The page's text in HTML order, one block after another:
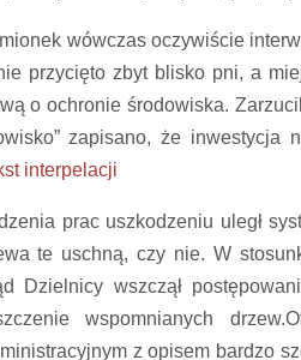
wówczas oczywiście
przycięto zbyt blisko pni, a
o ochronie środowiska.
zapisano, że
interpelacji
prac uszkodzeniu uległ
te uschną, czy nie. W
Dzielnicy wszczął
wspomnianych
z opisem bardzo